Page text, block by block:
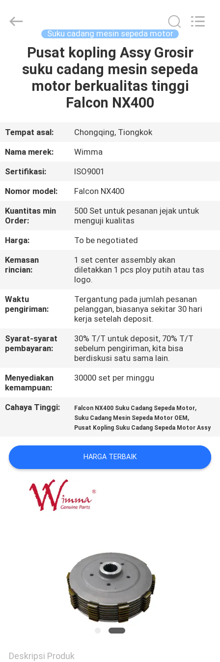
RUMAH
PRODUK
TENTANG
TUR
PABRIK
KONTROL
KUALITAS
KUTIPAN
SITUS
Spare
Parts
Suku cadang mesin sepeda motor
Pusat kopling Assy Grosir
suku cadang mesin sepeda
motor berkualitas tinggi
Falcon NX400
Tempat asal:
Chongqing, Tiongkok
Nama merek:
Wimma
Sertifikasi:
ISO9001
Nomor model:
Falcon NX400
Kuantitas min
Order:
500 Set untuk pesanan jejak untuk
menguji kualitas
Harga:
To be negotiated
Kemasan
rincian:
1 set center assembly akan
diletakkan 1 pcs ploy putih atau tas
logo.
Waktu
pengiriman:
Tergantung pada jumlah pesanan
pelanggan, biasanya sekitar 30 hari
kerja setelah deposit.
Syarat-syarat
pembayaran:
30% T/T untuk deposit, 70% T/T
sebelum pengiriman, kita bisa
berdiskusi satu sama lain.
Menyediakan
kemampuan:
30000 set per minggu
Cahaya Tinggi: Falcon NX400 Suku Cadang Sepeda Motor,
Suku Cadang Mesin Sepeda Motor OEM ,
Pusat Kopling Suku Cadang Sepeda Motor Assy
HARGA TERBAIK
Deskripsi Produk